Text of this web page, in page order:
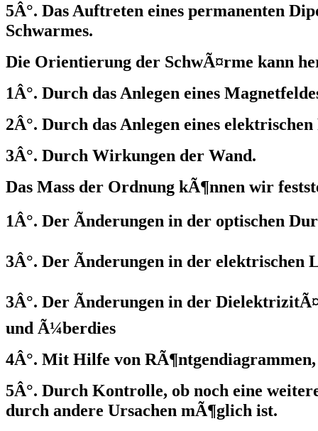
5Â°. Das Auftreten eines permanenten
Schwarmes.
Die Orientierung der SchwÃ¤rme kann
1Â°. Durch das Anlegen eines
2Â°. Durch das Anlegen eines elektrischen
3Â°. Durch Wirkungen der Wand.
Das Mass der Ordnung kÃ¶nnen wir
1Â°. Der Ãnderungen in der optischen
3Â°. Der Ãnderungen in der elektrischen
3Â°. Der Ãnderungen in der
und Ã¼berdies
4Â°. Mit Hilfe von
5Â°. Durch Kontrolle, ob noch eine
durch andere Ursachen mÃ¶glich ist.